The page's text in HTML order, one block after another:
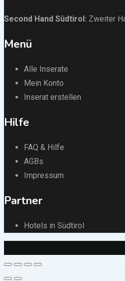
Second Hand Südtirol : Zweiter
Menü
Alle Inserate
Mein Konto
Inserat erstellen
Hilfe
FAQ & Hilfe
AGBs
Impressum
Partner
Hotels in Südtirol